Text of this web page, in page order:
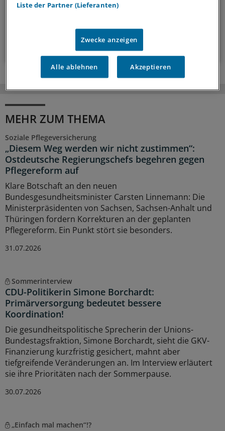
Zum Abonnieren bitte anmelden
MEHR ZUM THEMA
Soziale Pflegeversicherung
„Diesem Weg werden wir nicht zustimmen“:
Ostdeutsche Regierungschefs begehren gegen
Pflegereform auf
Klare Botschaft an den neuen
Bundesgesundheitsminister Carsten Linnemann: Die
Ministerpräsidenten von Sachsen, Sachsen-Anhalt und
Thüringen fordern Korrekturen an der geplanten
Pflegereform. Ein Punkt stört sie besonders.
31.07.2026
Sommerinterview
CDU-Politikerin Simone Borchardt:
Primärversorgung bedeutet bessere
Koordination!
Die gesundheitspolitische Sprecherin der Unions-
Bundestagsfraktion, Simone Borchardt, sieht die GKV-
Finanzierung kurzfristig gesichert, mahnt aber
tiefgreifende Veränderungen an. Im Interview erläutert
sie ihre Prioritäten nach der Sommerpause.
30.07.2026
„Einfach mal machen“!?
Liste der Partner (Lieferanten)
Zwecke anzeigen
Alle ablehnen Akzeptieren